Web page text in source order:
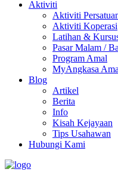
Aktiviti
Aktiviti
Aktiviti Koperasi
Latihan &
Pasar Malam /
Program Amal
MyAngkasa
Blog
Artikel
Berita
Info
Kisah Kejayaan
Tips Usahawan
Hubungi Kami